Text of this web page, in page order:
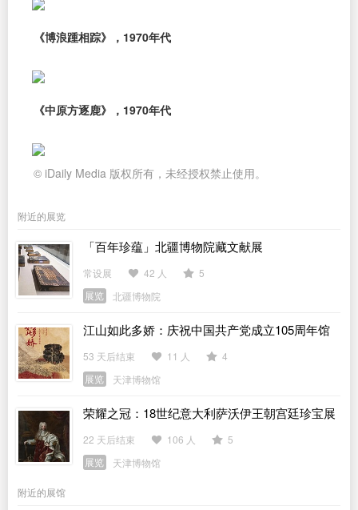
《博浪踵相踪》，1970年代
《中原方逐鹿》，1970年代
© iDaily Media 版权所有，未经授权禁止使用。
附近的展览
「百年珍蕴」北疆博物院藏文献展
常设展 42 人
5
展览
北疆博物院
江山如此多娇：庆祝中国共产党成立105周年馆
藏书画特展
53 天后结束 11 人
4
展览
天津博物馆
荣耀之冠：18世纪意大利萨沃伊王朝宫廷珍宝展
22 天后结束 106 人
5
展览
天津博物馆
附近的展馆